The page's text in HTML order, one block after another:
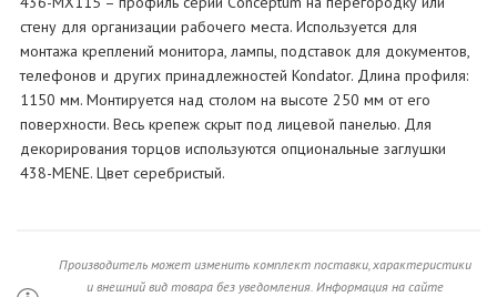
стену для организации рабочего места. Используется для
монтажа креплений монитора, лампы, подставок для документов,
телефонов и других принадлежностей Kondator. Длина профиля:
1150 мм. Монтируется над столом на высоте 250 мм от его
поверхности. Весь крепеж скрыт под лицевой панелью. Для
декорирования торцов используются опциональные заглушки
438-MENE. Цвет серебристый.
Производитель может изменить комплект поставки, характеристики
и внешний вид товара без уведомления. Информация на сайте